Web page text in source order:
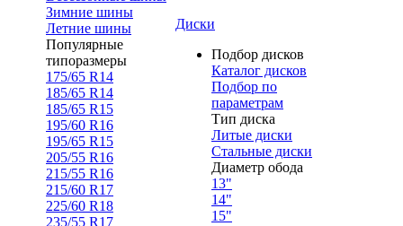
Зимние шины
Летние шины
Популярные
типоразмеры
175/65 R14
185/65 R14
185/65 R15
195/60 R16
195/65 R15
205/55 R16
215/55 R16
215/60 R17
225/60 R18
235/55 R17
Диски
Подбор дисков
Каталог дисков
Подбор по
параметрам
Тип диска
Литые диски
Стальные диски
Диаметр обода
13"
14"
15"